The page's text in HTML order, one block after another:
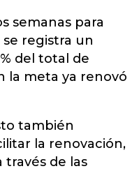
semanas para
registra un
del total de
la meta ya renovó
también
la renovación,
través de las